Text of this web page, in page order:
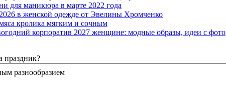
для маникюра в марте 2022 года
в женской одежде от Эвелины Хромченко
кролика мягким и сочным
корпоратив 2027 женщине: модные образы, идеи с фото
праздник?
разнообразием